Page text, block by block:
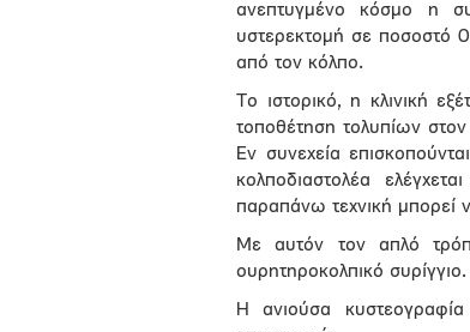
ανεπτυγμένο κόσμο η
υστερεκτομή σε ποσοστό
από τον κόλπο.
Το ιστορικό, η κλινική
τοποθέτηση τολυπίων στον
Εν συνεχεία
κολποδιαστολέα
παραπάνω τεχνική μπορεί
Με αυτόν τον απλό
ουρητηροκολπικό συρίγγιο.
Η ανιούσα